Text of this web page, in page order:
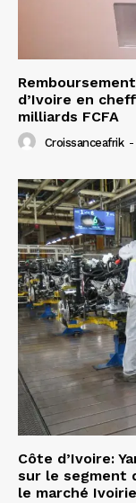
d’Ivoire en
milliards FCFA
Croissanceafrik -
Côte d’Ivoire:
sur le segment
le marché